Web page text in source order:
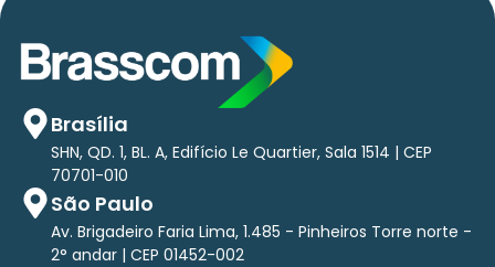
Brasília
SHN, QD. 1, BL. A, Edifício Le Quartier, Sala 1514 | CEP
70701-010
São Paulo
Av. Brigadeiro Faria Lima, 1.485 - Pinheiros Torre norte -
2° andar | CEP 01452-002